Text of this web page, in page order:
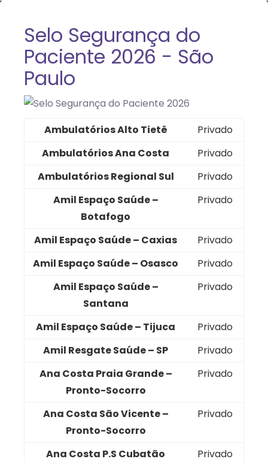
Selo Segurança do
Paciente 2026 - São
Paulo
Ambulatórios Alto Tietê
Privado
Ambulatórios Ana Costa
Privado
Ambulatórios Regional Sul
Privado
Amil Espaço Saúde –
Botafogo
Privado
Amil Espaço Saúde – Caxias
Privado
Amil Espaço Saúde – Osasco
Privado
Amil Espaço Saúde –
Santana
Privado
Amil Espaço Saúde – Tijuca
Privado
Amil Resgate Saúde – SP
Privado
Ana Costa Praia Grande –
Pronto-Socorro
Privado
Ana Costa São Vicente –
Pronto-Socorro
Privado
Ana Costa P.S Cubatão
Privado